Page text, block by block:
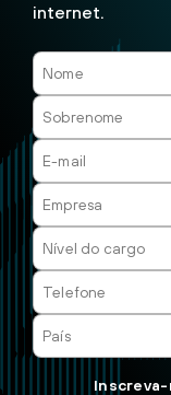
internet.